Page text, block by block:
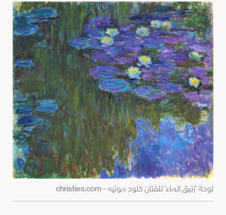
لوحة 'زنبق الماء' للفنان كلود مونيه - christies.com